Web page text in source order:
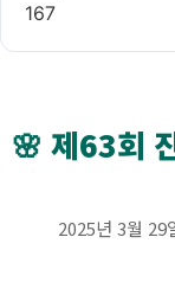
167
🌸 제63회
2025년 3월 29